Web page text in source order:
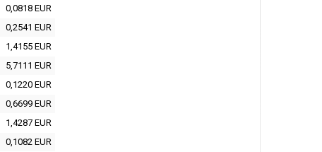
0,0818 EUR
0,2541 EUR
1,4155 EUR
5,7111 EUR
0,1220 EUR
0,6699 EUR
1,4287 EUR
0,1082 EUR